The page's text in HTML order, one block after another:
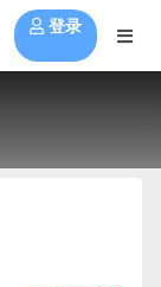
登录